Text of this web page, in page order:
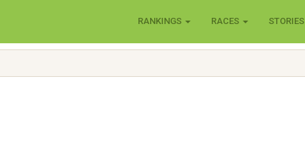
RANKINGS RACES STORIES